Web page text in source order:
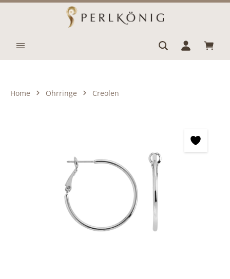
Zum Hauptinhalt springen
Home Ohrringe Creolen